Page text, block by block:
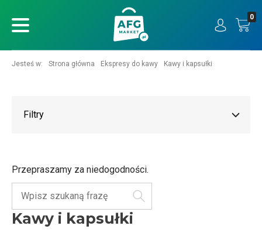
0
Jesteś w: Strona główna Ekspresy do kawy Kawy i kapsułki
Filtry
Przepraszamy za niedogodności.
Kawy i kapsułki